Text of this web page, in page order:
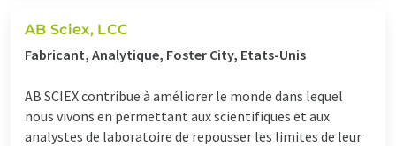
AB Sciex, LCC
Fabricant, Analytique, Foster City, Etats-Unis
AB SCIEX contribue à améliorer le monde dans lequel
nous vivons en permettant aux scientifiques et aux
analystes de laboratoire de repousser les limites de leur